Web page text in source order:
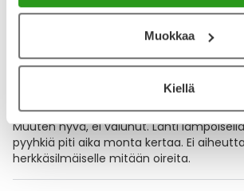
Muokkaa
Kiellä
Voi kyynelehtiä, hikoilla, olla tuulessa
Harja on vähän kova, enemmän
Muuten hyvä, ei valunut. Lähti
pyyhkiä piti aika monta kertaa. Ei
herkkäsilmäiselle mitään oireita.